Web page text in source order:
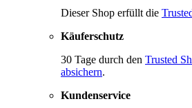
Dieser Shop erfüllt die
Käuferschutz
30 Tage durch den Trusted
absichern.
Kundenservice